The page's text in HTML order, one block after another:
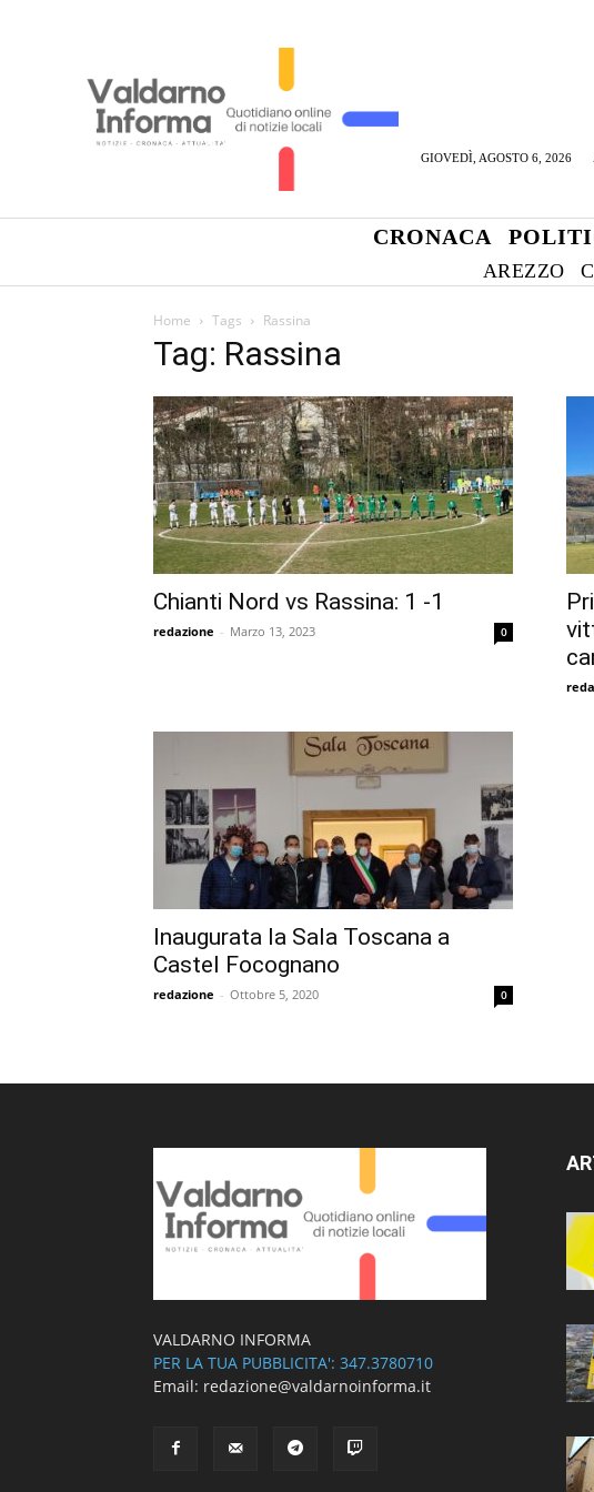
GIOVEDÌ, AGOSTO 6, 2026
CRONACA
AREZZO
Home Tags Rassina
Tag: Rassina
Chianti Nord vs Rassina: 1 -1
redazione - Marzo 13, 2023 0
Inaugurata la Sala Toscana a
Castel Focognano
redazione - Ottobre 5, 2020 0
VALDARNO INFORMA
PER LA TUA PUBBLICITA': 347.3780710
Email: redazione@valdarnoinforma.it